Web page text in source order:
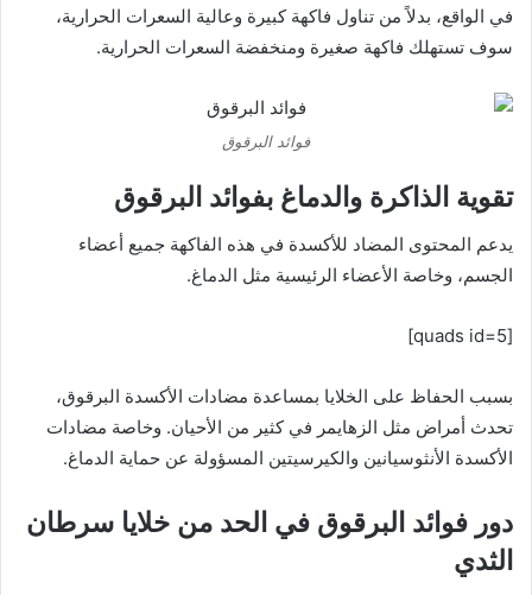
في الواقع، بدلاً من تناول فاكهة كبيرة وعالية السعرات الحرارية،
سوف تستهلك فاكهة صغيرة ومنخفضة السعرات الحرارية.
فوائد البرقوق
تقوية الذاكرة والدماغ بفوائد البرقوق
يدعم المحتوى المضاد للأكسدة في هذه الفاكهة جميع أعضاء
الجسم، وخاصة الأعضاء الرئيسية مثل الدماغ.
[quads id=5]
بسبب الحفاظ على الخلايا بمساعدة مضادات الأكسدة البرقوق،
تحدث أمراض مثل الزهايمر في كثير من الأحيان. وخاصة مضادات
الأكسدة الأنثوسيانين والكيرسيتين المسؤولة عن حماية الدماغ.
دور فوائد البرقوق في الحد من خلايا سرطان
الثدي